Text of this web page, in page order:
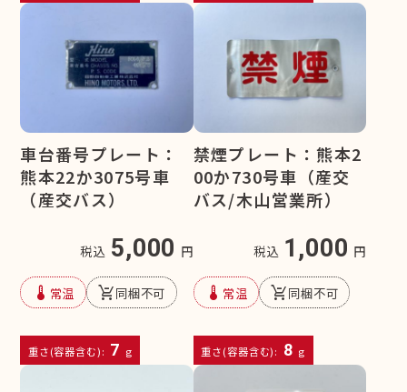
車台番号プレート：
熊本22か3075号車
（産交バス）
税込 5,000 円
device_thermostat 常温 remove_shopping_cart同梱不可
重さ(容器含む): 7 g
禁煙プレート：熊本2
00か730号車（産交
バス/木山営業所）
税込 1,000 円
device_thermostat 常温 remove_shopping_cart同梱不可
重さ(容器含む): 8 g